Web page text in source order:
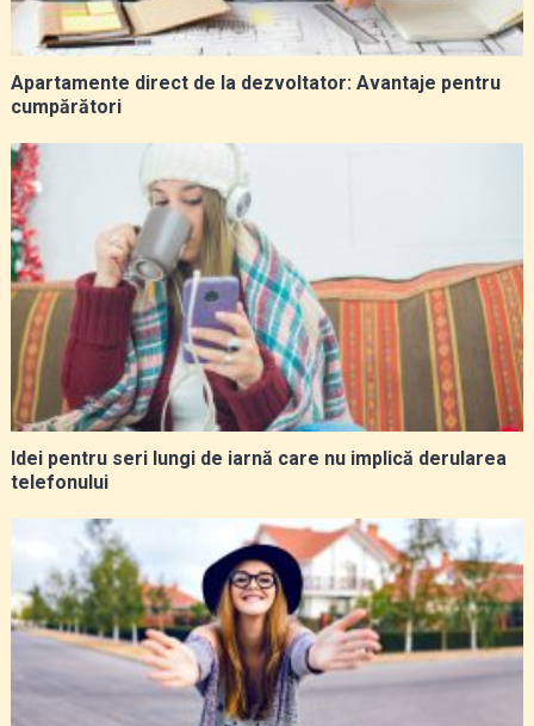
Apartamente direct de la dezvoltator: Avantaje pentru
cumpărători
Idei pentru seri lungi de iarnă care nu implică derularea
telefonului